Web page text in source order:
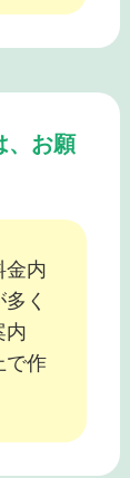
、お願
金内
く
内
で作